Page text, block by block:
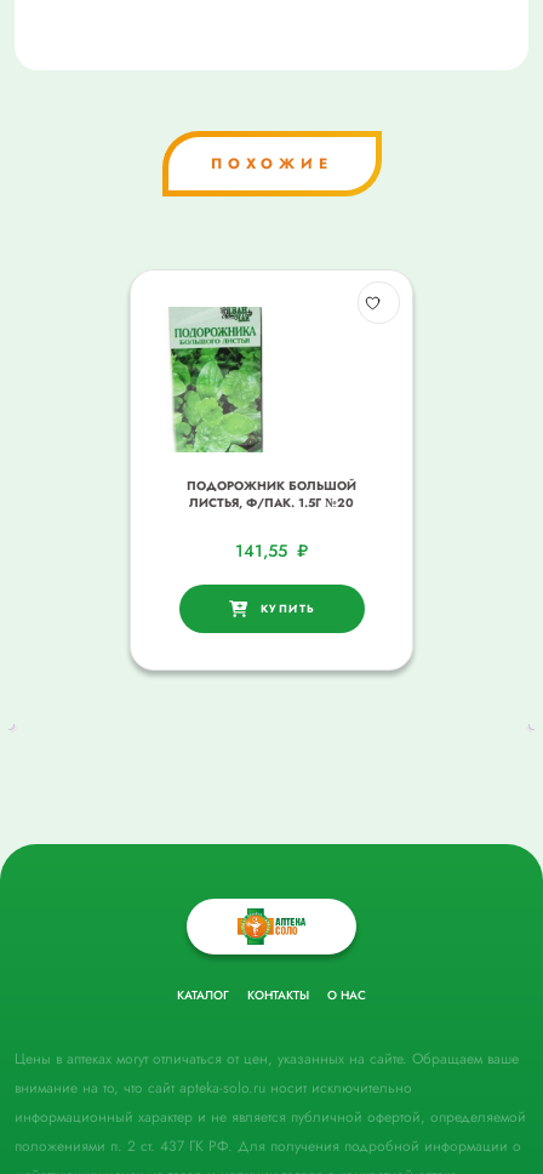
ПОХОЖИЕ
ПОДОРОЖНИК БОЛЬШОЙ
ЛИСТЬЯ, Ф/ПАК. 1.5Г №20
141,55 ₽
КУПИТЬ
КАТАЛОГ КОНТАКТЫ О НАС
Цены в аптеках могут отличаться от цен, указанных на сайте. Обращаем ваше
внимание на то, что сайт apteka-solo.ru носит исключительно
информационный характер и не является публичной офертой, определяемой
положениями п. 2 ст. 437 ГК РФ. Для получения подробной информации о